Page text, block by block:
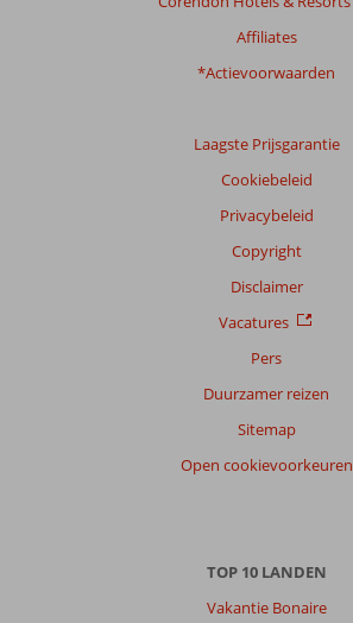
Affiliates
*Actievoorwaarden
Laagste Prijsgarantie
Cookiebeleid
Privacybeleid
Copyright
Disclaimer
Vacatures
Pers
Duurzamer reizen
Sitemap
Open cookievoorkeuren
TOP 10 LANDEN
Vakantie Bonaire